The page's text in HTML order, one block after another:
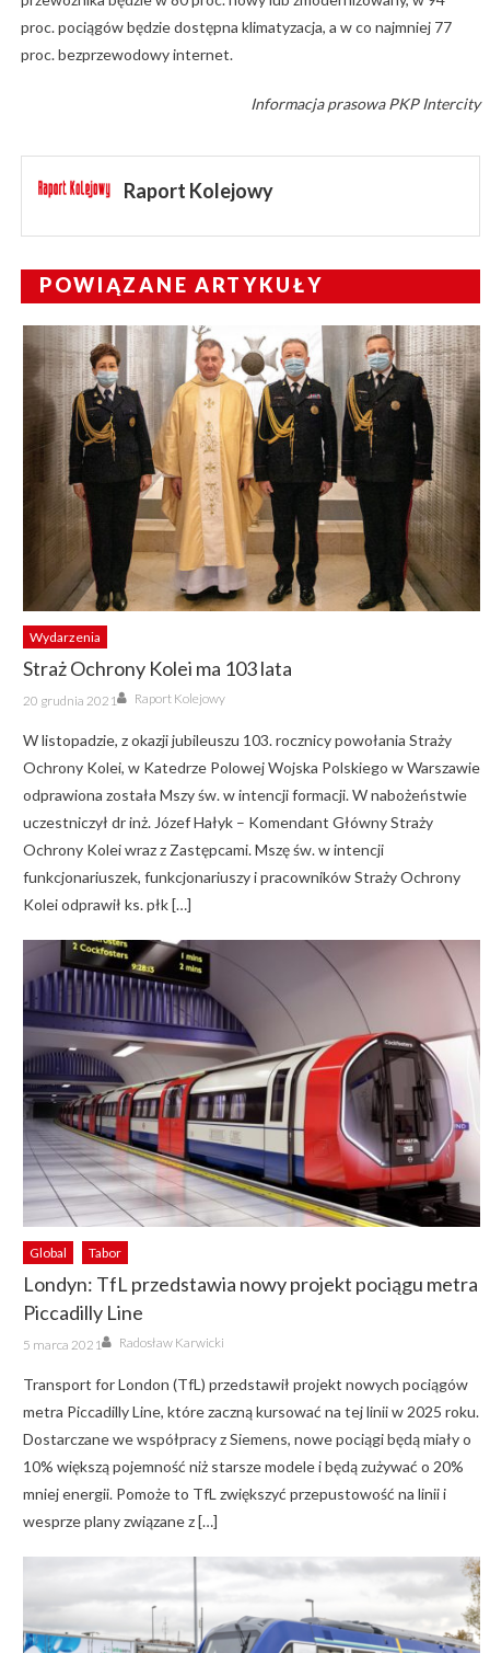
proc. pociągów będzie dostępna klimatyzacja, a w co najmniej 77
proc. bezprzewodowy internet.
Informacja prasowa PKP Intercity
Raport Kolejowy
POWIĄZANE ARTYKUŁY
Wydarzenia
Straż Ochrony Kolei ma 103 lata
Posted
on
20 grudnia 2021 Author
Raport Kolejowy
W listopadzie, z okazji jubileuszu 103. rocznicy powołania Straży
Ochrony Kolei, w Katedrze Polowej Wojska Polskiego w Warszawie
odprawiona została Mszy św. w intencji formacji. W nabożeństwie
uczestniczył dr inż. Józef Hałyk – Komendant Główny Straży
Ochrony Kolei wraz z Zastępcami. Mszę św. w intencji
funkcjonariuszek, funkcjonariuszy i pracowników Straży Ochrony
Kolei odprawił ks. płk […]
Global Tabor
Londyn: TfL przedstawia nowy projekt pociągu metra
Piccadilly Line
Posted
on
5 marca 2021 Author
Radosław Karwicki
Transport for London (TfL) przedstawił projekt nowych pociągów
metra Piccadilly Line, które zaczną kursować na tej linii w 2025 roku.
Dostarczane we współpracy z Siemens, nowe pociągi będą miały o
10% większą pojemność niż starsze modele i będą zużywać o 20%
mniej energii. Pomoże to TfL zwiększyć przepustowość na linii i
wesprze plany związane z […]